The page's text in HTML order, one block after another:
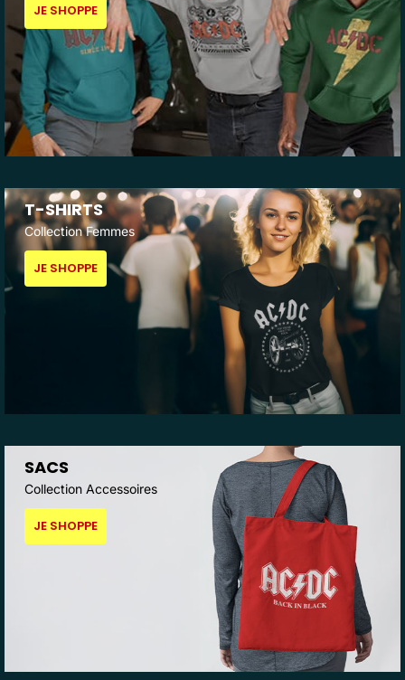
JE SHOPPE
T-SHIRTS
Collection Femmes
JE SHOPPE
SACS
Collection Accessoires
JE SHOPPE